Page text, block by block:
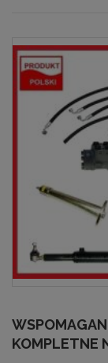
KOMPLETNE